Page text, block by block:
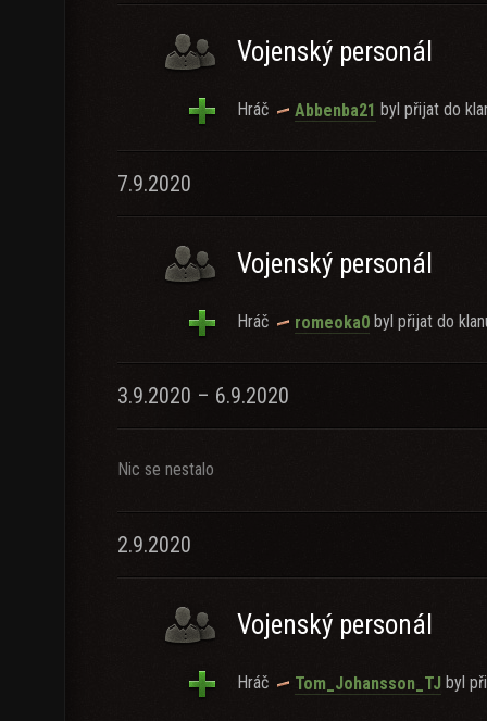
Vojenský personál
Hráč Abbenba21 byl přijat do
7.9.2020
Vojenský personál
Hráč romeoka0 byl přijat do
3.9.2020 – 6.9.2020
Nic se nestalo
2.9.2020
Vojenský personál
Hráč Tom_Johansson_TJ byl